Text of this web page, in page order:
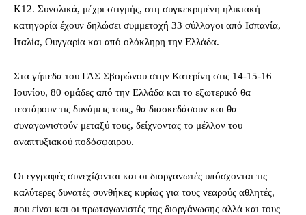
Κ12. Συνολικά, μέχρι στιγμής, στη συγκεκριμένη ηλικιακή
κατηγορία έχουν δηλώσει συμμετοχή 33 σύλλογοι από Ισπανία,
Ιταλία, Ουγγαρία και από ολόκληρη την Ελλάδα.
Στα γήπεδα του ΓΑΣ Σβορώνου στην Κατερίνη στις 14-15-16
Ιουνίου, 80 ομάδες από την Ελλάδα και το εξωτερικό θα
τεστάρουν τις δυνάμεις τους, θα διασκεδάσουν και θα
συναγωνιστούν μεταξύ τους, δείχνοντας το μέλλον του
αναπτυξιακού ποδόσφαιρου.
Οι εγγραφές συνεχίζονται και οι διοργανωτές υπόσχονται τις
καλύτερες δυνατές συνθήκες κυρίως για τους νεαρούς αθλητές,
που είναι και οι πρωταγωνιστές της διοργάνωσης αλλά και τους